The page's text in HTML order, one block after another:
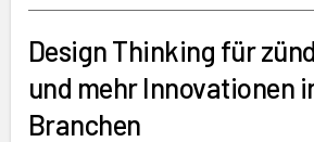
Design Thinking für
und mehr Innovationen
Branchen